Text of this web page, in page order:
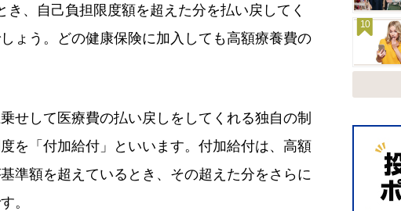
、自己負担限度額を超えた分を払い戻してく
ょう。どの健康保険に加入しても高額療養費の
せして医療費の払い戻しをしてくれる独自の制
を「付加給付」といいます。付加給付は、高額
準額を超えているとき、その超えた分をさらに
。
10